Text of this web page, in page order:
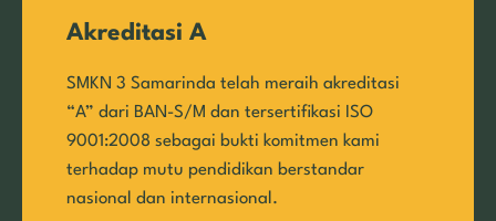
Akreditasi A
SMKN 3 Samarinda telah meraih akreditasi
“A” dari BAN-S/M dan tersertifikasi ISO
9001:2008 sebagai bukti komitmen kami
terhadap mutu pendidikan berstandar
nasional dan internasional.